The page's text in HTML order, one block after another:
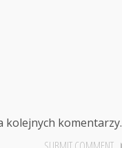
kolejnych komentarzy.